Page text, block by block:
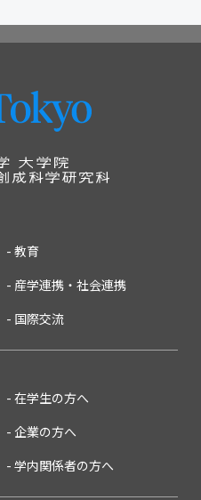
教育
産学連携・社会連携
国際交流
在学生の方へ
企業の方へ
学内関係者の方へ